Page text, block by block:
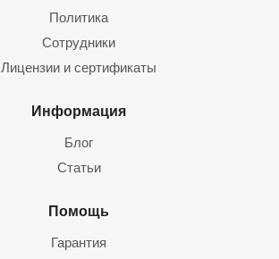
Политика
Сотрудники
Лицензии и сертификаты
Информация
Блог
Статьи
Помощь
Гарантия